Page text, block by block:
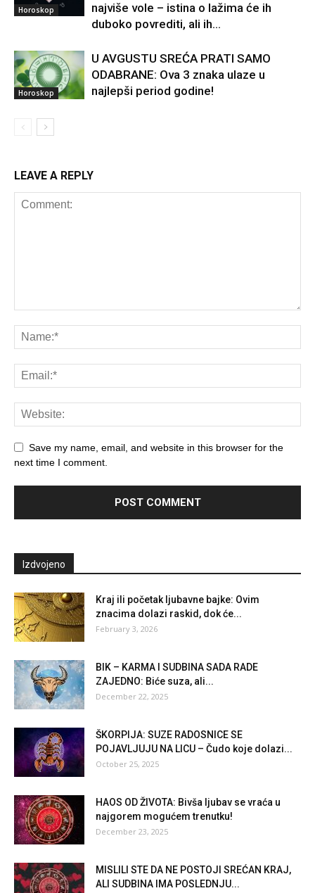
Horoskop
najviše vole – istina o lažima će ih
duboko povrediti, ali ih...
Horoskop
U AVGUSTU SREĆA PRATI SAMO
ODABRANE: Ova 3 znaka ulaze u
najlepši period godine!
LEAVE A REPLY
Save my name, email, and website in this browser for the
next time I comment.
Izdvojeno
Kraj ili početak ljubavne bajke: Ovim
znacima dolazi raskid, dok će...
February 3, 2026
BIK – KARMA I SUDBINA SADA RADE
ZAJEDNO: Biće suza, ali...
December 22, 2025
ŠKORPIJA: SUZE RADOSNICE SE
POJAVLJUJU NA LICU – Čudo koje dolazi...
October 25, 2025
HAOS OD ŽIVOTA: Bivša ljubav se vraća u
najgorem mogućem trenutku!
December 23, 2025
MISLILI STE DA NE POSTOJI SREĆAN KRAJ,
ALI SUDBINA IMA POSLEDNJU...